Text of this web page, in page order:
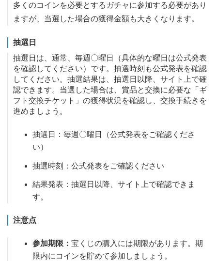
多くのコインを必要とするガチャに参加する必要があり
ますが、当選した場合の獲得金額も大きくなります。
抽選日
抽選日は、通常、毎週〇曜日（具体的な曜日は公式発表
を確認してください）です。抽選時刻も公式発表を確認
してください。抽選結果は、抽選日以降、サイト上で確
認できます。当選した場合は、賞品と交換に必要な「ギ
フト交換チケット」の獲得状況を確認し、交換手続きを
進めましょう。
抽選日：毎週〇曜日（公式発表をご確認くださ
い）
抽選時刻：公式発表をご確認ください
結果発表：抽選日以降、サイト上で確認できま
す。
注意点
参加期限： 宝くじの購入には期限があります。期
限内にコインを貯めて参加しましょう。